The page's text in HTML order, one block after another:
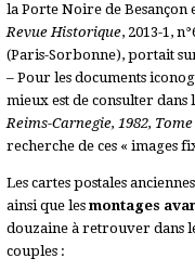
la Porte Noire de Besançon
Revue Historique, 2013-1,
(Paris-Sorbonne), portait
– Pour les documents
mieux est de consulter dans
Reims-Carnegie, 1982, Tome
recherche de ces « images
Les cartes postales
ainsi que lesmontages
douzaine à retrouver dans
couples :